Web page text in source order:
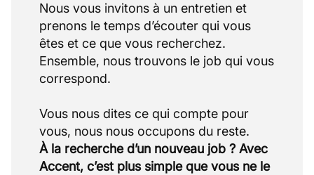
Nous vous invitons à un entretien et
prenons le temps d’écouter qui vous
êtes et ce que vous recherchez.
Ensemble, nous trouvons le job qui vous
correspond.
Vous nous dites ce qui compte pour
À la recherche d’un nouveau job ? Avec
Accent, c’est plus simple que vous ne le